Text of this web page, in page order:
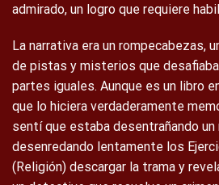
admirado, un logro que requiere
La narrativa era un rompecabezas,
de pistas y misterios que
partes iguales. Aunque es un libro
que lo hiciera verdaderamente
sentí que estaba desentrañando
desenredando lentamente los
(Religión) descargar la trama y